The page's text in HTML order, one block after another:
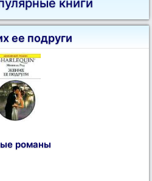
книги
ее подруги
романы